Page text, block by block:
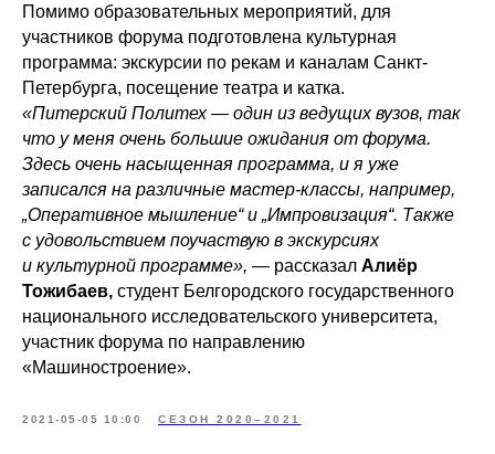
Помимо образовательных мероприятий, для
участников форума подготовлена культурная
программа: экскурсии по рекам и каналам Санкт-
Петербурга, посещение театра и катка.
«Питерский Политех — один из ведущих вузов, так
что у меня очень большие ожидания от форума.
Здесь очень насыщенная программа, и я уже
записался на различные мастер-классы, например,
„Оперативное мышление“ и „Импровизация“. Также
с удовольствием поучаствую в экскурсиях
и культурной программе», — рассказал Алиёр
Тожибаев, студент Белгородского государственного
национального исследовательского университета,
участник форума по направлению
«Машиностроение».
2021-05-05 10:00 СЕЗОН 2020–2021